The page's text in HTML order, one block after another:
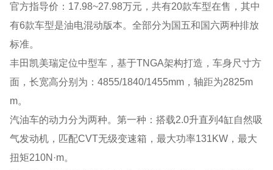
官方指导价：17.98~27.98万元，共有20款车型在售，其中
有6款车型是油电混动版本。全部分为国五和国六两种排放
标准。
丰田凯美瑞定位中型车，基于TNGA架构打造，车身尺寸方
面，长宽高分别为：4855/1840/1455mm，轴距为2825m
m。
汽油车的动力分为两种。第一种：搭载2.0升直列4缸自然吸
气发动机，匹配CVT无级变速箱，最大功率131KW，最大
扭矩210N·m。